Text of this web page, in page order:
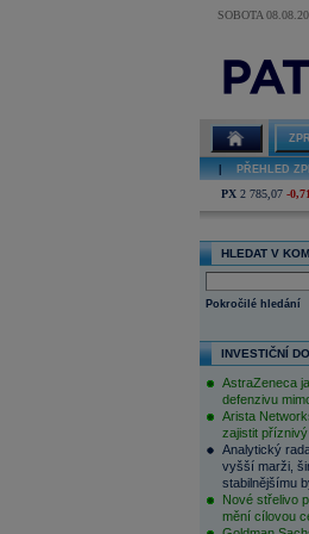
SOBOTA
PŘEHLED
PX 2 785,07 -
HLEDAT V
Pokročilé hledání
INVESTIČNÍ
AstraZeneca
defenzivu
Arista
zajistit
Analytický
vyšší marži,
stabilnějšímu
Nové střelivo
mění cílovou